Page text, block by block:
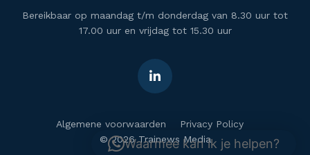
Bereikbaar op maandag t/m donderdag van 8.30 uur tot
17.00 uur en vrijdag tot 15.30 uur
Algemene voorwaarden
Privacy Policy
© 2026 Trainews Media
Waarmee kan ik je helpen?